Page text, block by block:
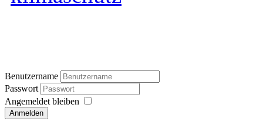
Benutzername
Passwort
Angemeldet bleiben
Anmelden